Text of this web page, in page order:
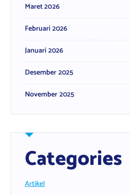
Maret 2026
Februari 2026
Januari 2026
Desember 2025
November 2025
Categories
Artikel